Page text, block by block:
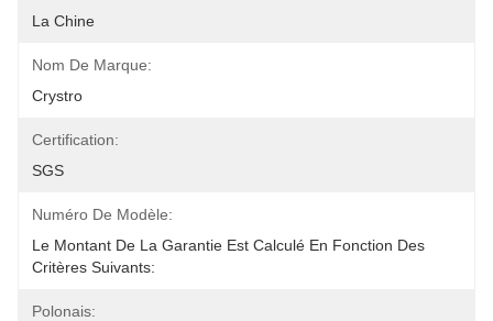
La Chine
Nom De Marque:
Crystro
Certification:
SGS
Numéro De Modèle:
Le Montant De La Garantie Est Calculé En Fonction Des
Critères Suivants:
Polonais: